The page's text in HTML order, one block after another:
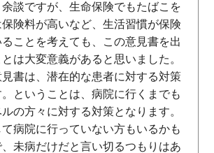
談ですが、生命保険でもたばこを
険料が高いなど、生活習慣が保険
ことを考えても、この意見書を出
は大変意義があると思いました。
書は、潜在的な患者に対する対策
ということは、病院に行くまでも
の方々に対する対策となります。
病院に行っていない方もいるかも
未病だけだと言い切るつもりはあ